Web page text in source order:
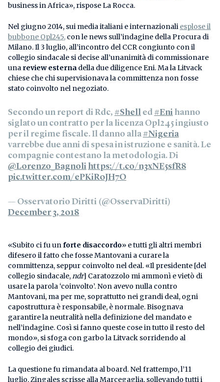
business in Africa», rispose La Rocca.
Nel giugno 2014, sui media italiani e internazionali esplose il
bubbone Opl245, con le news sull’indagine della Procura di
Milano. Il 3 luglio, all’incontro del CCR congiunto con il
collegio sindacale si decise all’unanimità di commissionare
una review esterna della due diligence Eni. Ma la Litvack
chiese che chi supervisionava la committenza non fosse
stato coinvolto nel negoziato.
Secondo un report di Rdc, #Shell ed#Eni hanno
siglato un contratto per la licenza Opl245 ingiusto
per il regime fiscale. Il danno alla#Nigeria
varrebbe due anni di spesa in istruzione e sanità. Le
compagnie contestano la metodologia. Di
@Lorenzo_Bagnoli https://t.co/n3xNE5sfR8
pic.twitter.com/ePKiR0JH7O
— Osservatorio Diritti (@OsservaDiritti)
December 3, 2018
«Subito ci fu unforte disaccordo» e tutti gli altri membri
difesero il fatto che fosse Mantovani a curare la
committenza, seppur coinvolto nel deal. «Il presidente [del
collegio sindacale,ndr] Caratozzolo mi ammonì e vietò di
usare la parola ‘coinvolto’. Non avevo nulla contro
Mantovani, ma per me, soprattutto nei grandi deal, ogni
capostruttura è responsabile, è normale. Bisognava
garantire la neutralità nella definizione del mandato e
nell’indagine. Così si fanno queste cose in tutto il resto del
mondo», si sfoga con garbo la Litvack sorridendo al
collegio dei giudici.
La questione fu rimandata al board. Nel frattempo, l’11
luglio, Zingales scrisse alla Marcegaglia, sollevando tutti i